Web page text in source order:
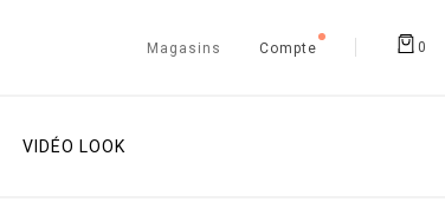
Magasins Compte 0
VIDÉO LOOK